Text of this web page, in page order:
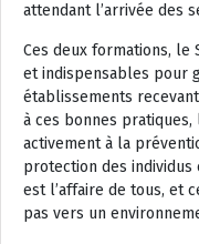
attendant l’arrivée des
Ces deux formations, le
et indispensables pour
établissements
à ces bonnes
activement à la
protection des individus
est l’affaire de tous, et
pas vers un